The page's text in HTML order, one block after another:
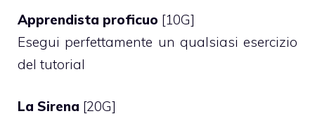
Apprendista proficuo [10G]
Esegui perfettamente un qualsiasi esercizio
del tutorial
La Sirena [20G]